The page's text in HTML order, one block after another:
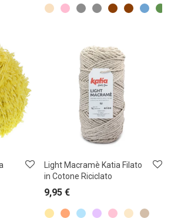
Light Macramè Katia Filato
in Cotone Riciclato
9,95 €